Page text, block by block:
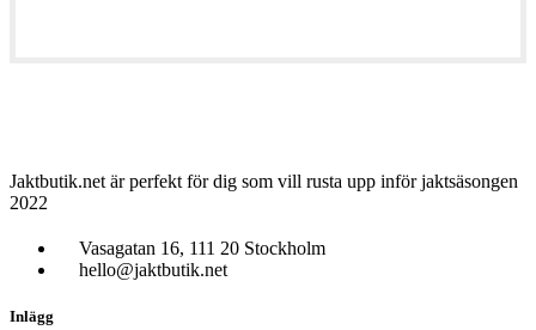
Jaktbutik.net är perfekt för dig som vill rusta upp inför jaktsäsongen
2022
Vasagatan 16, 111 20 Stockholm
hello@jaktbutik.net
Inlägg